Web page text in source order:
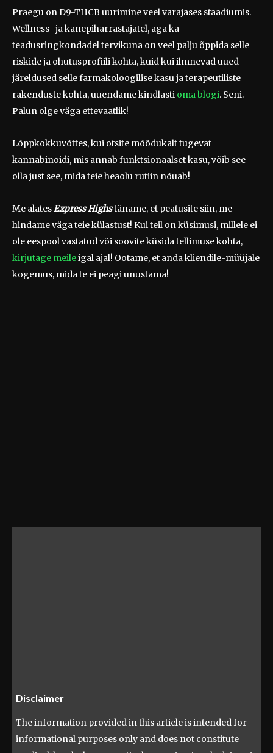
Praegu on D9-THCB uurimine veel varajases staadiumis.
Wellness- ja kanepiharrastajatel, aga ka
teadusringkondadel tervikuna on veel palju õppida selle
riskide ja ohutusprofiili kohta, kuid kui ilmnevad uued
järeldused selle farmakoloogilise kasu ja terapeutiliste
rakenduste kohta, uuendame kindlasti oma blogi. Seni.
Palun olge väga ettevaatlik!
Lõppkokkuvõttes, kui otsite mõõdukalt tugevat
kannabinoidi, mis annab funktsionaalset kasu, võib see
olla just see, mida teie heaolu rutiin nõuab!
Me alatesExpress Highstäname, et peatusite siin, me
hindame väga teie külastust! Kui teil on küsimusi, millele ei
ole eespool vastatud või soovite küsida tellimuse kohta,
kirjutage meileigal ajal! Ootame, et anda kliendile-müüjale
kogemus, mida te ei peagi unustama!
Disclaimer
The information provided in this article is intended for
informational purposes only and does not constitute